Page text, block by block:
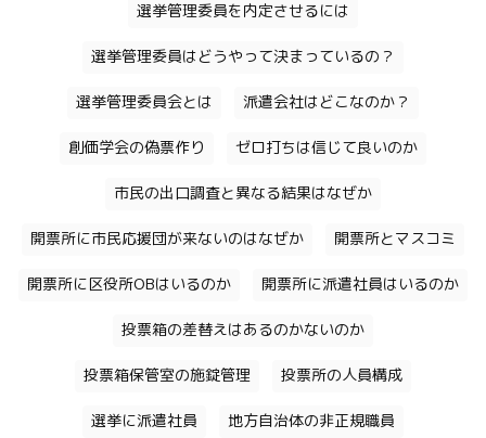
選挙管理委員を内定させるには
選挙管理委員はどうやって決まっているの？
選挙管理委員会とは 派遣会社はどこなのか？
創価学会の偽票作り ゼロ打ちは信じて良いのか
市民の出口調査と異なる結果はなぜか
開票所に市民応援団が来ないのはなぜか 開票所とマスコミ
開票所に区役所OBはいるのか 開票所に派遣社員はいるのか
投票箱の差替えはあるのかないのか
投票箱保管室の施錠管理 投票所の人員構成
選挙に派遣社員 地方自治体の非正規職員